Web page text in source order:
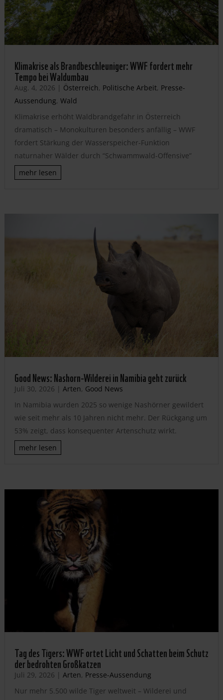
Klimakrise als Brandbeschleuniger: WWF fordert mehr
Tempo bei Waldumbau
Aug. 4, 2026 | Österreich, Politische Arbeit, Presse-
Aussendung, Wald
Klimakrise erhöht Waldbrandgefahr in Österreich
dramatisch – Monokulturen besonders anfällig – WWF
fordert Stärkung der Wasserspeicher-Funktion
naturnaher Wälder durch “Schwammwald-Offensive”
mehr lesen
Good News: Nashorn-Wilderei in Namibia geht zurück
Juli 30, 2026 | Arten, Good News
In Namibia wurden 2025 so wenige Nashörner gewildert
wie seit mehr als 10 Jahren nicht mehr. Der Rückgang um
53% zeigt, dass konsequenter Artenschutz wirkt.
mehr lesen
Tag des Tigers: WWF ortet Licht und Schatten beim Schutz
der bedrohten Großkatzen
Juli 29, 2026 | Arten, Presse-Aussendung
Nur mehr 5.500 wilde Tiger weltweit – Wilderei und